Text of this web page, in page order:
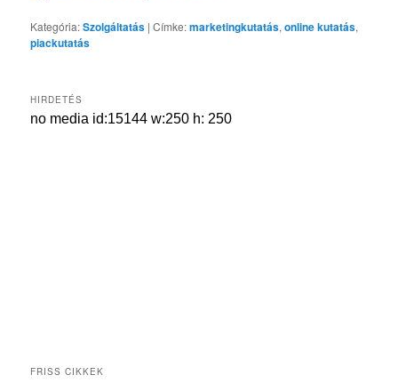
Kategória:Szolgáltatás |Címke:marketingkutatás,online kutatás,
piackutatás
HIRDETÉS
FRISS CIKKEK